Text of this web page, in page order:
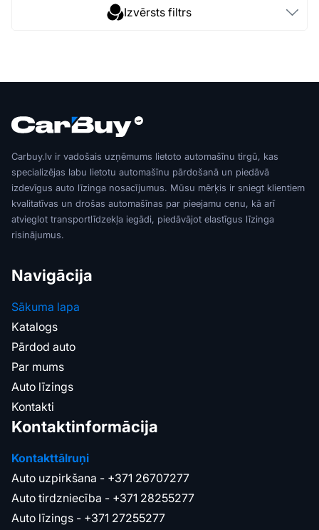
Izvērsts filtrs
Carbuy.lv ir vadošais uzņēmums lietoto automašīnu tirgū, kas
specializējas labu lietotu automašīnu pārdošanā un piedāvā
izdevīgus auto līzinga nosacījumus. Mūsu mērķis ir sniegt klientiem
kvalitatīvas un drošas automašīnas par pieejamu cenu, kā arī
atvieglot transportlīdzekļa iegādi, piedāvājot elastīgus līzinga
risinājumus.
Navigācija
Sākuma lapa
Katalogs
Pārdod auto
Par mums
Auto līzings
Kontakti
Kontaktinformācija
Kontakttālruņi
Auto uzpirkšana - +371 26707277
Auto tirdzniecība - +371 28255277
Auto līzings - +371 27255277